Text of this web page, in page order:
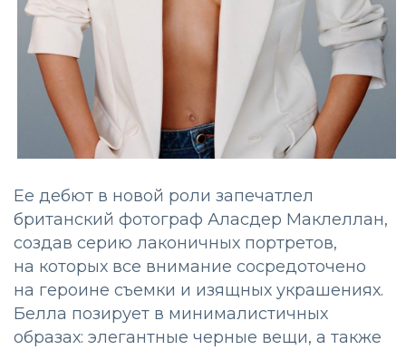
Ее дебют в новой роли запечатлел
британский фотограф Аласдер Маклеллан,
создав серию лаконичных портретов,
на которых все внимание сосредоточено
на героине съемки и изящных украшениях.
Белла позирует в минималистичных
образах: элегантные черные вещи, а также